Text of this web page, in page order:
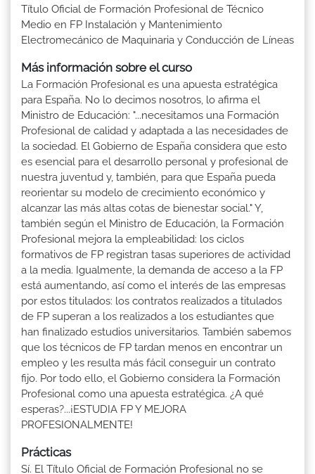
Título Oficial de Formación Profesional de Técnico
Medio en FP Instalación y Mantenimiento
Electromecánico de Maquinaria y Conducción de Líneas
Más información sobre el curso
La Formación Profesional es una apuesta estratégica
para España. No lo decimos nosotros, lo afirma el
Ministro de Educación: "...necesitamos una Formación
Profesional de calidad y adaptada a las necesidades de
la sociedad. El Gobierno de España considera que esto
es esencial para el desarrollo personal y profesional de
nuestra juventud y, también, para que España pueda
reorientar su modelo de crecimiento económico y
alcanzar las más altas cotas de bienestar social." Y,
también según el Ministro de Educación, la Formación
Profesional mejora la empleabilidad: los ciclos
formativos de FP registran tasas superiores de actividad
a la media. Igualmente, la demanda de acceso a la FP
está aumentando, así como el interés de las empresas
por estos titulados: los contratos realizados a titulados
de FP superan a los realizados a los estudiantes que
han finalizado estudios universitarios. También sabemos
que los técnicos de FP tardan menos en encontrar un
empleo y les resulta más fácil conseguir un contrato
fijo. Por todo ello, el Gobierno considera la Formación
Profesional como una apuesta estratégica. ¿A qué
esperas?...¡ESTUDIA FP Y MEJORA
PROFESIONALMENTE!
Prácticas
Sí. El Título Oficial de Formación Profesional no se